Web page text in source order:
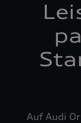
Auf Audi